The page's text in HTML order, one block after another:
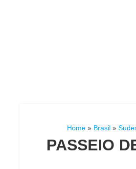
Home » Brasil »
PASSEIO